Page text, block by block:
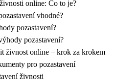
online: Co to je?
vhodné?
pozastavení?
pozastavení?
živnost online – krok za krokem
pro pozastavení
živnosti